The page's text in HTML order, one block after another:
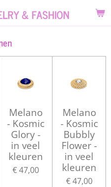
& FASHION
Melano
- Kosmic
Glory -
in veel
kleuren
€ 47,00
Melano
- Kosmic
Bubbly
Flower -
in veel
kleuren
€ 47,00